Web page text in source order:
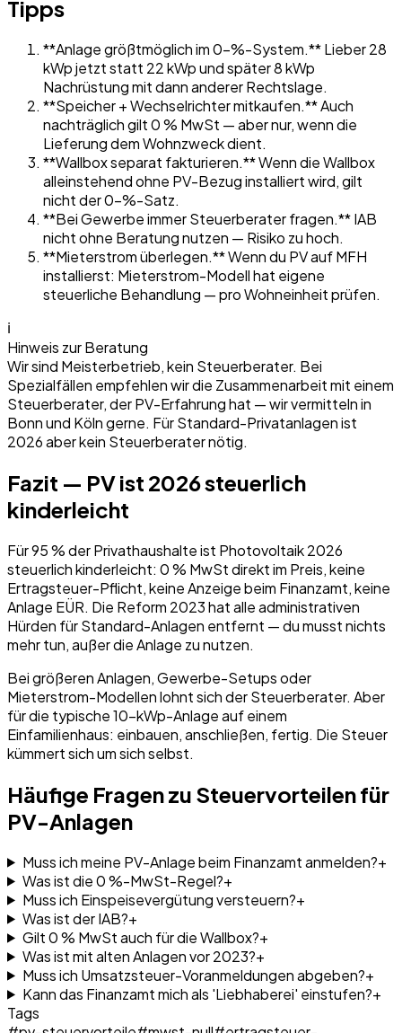
Tipps
**Anlage größtmöglich im 0-%-System.** Lieber 28
kWp jetzt statt 22 kWp und später 8 kWp
Nachrüstung mit dann anderer Rechtslage.
**Speicher + Wechselrichter mitkaufen.** Auch
nachträglich gilt 0 % MwSt — aber nur, wenn die
Lieferung dem Wohnzweck dient.
**Wallbox separat fakturieren.** Wenn die Wallbox
alleinstehend ohne PV-Bezug installiert wird, gilt
nicht der 0-%-Satz.
**Bei Gewerbe immer Steuerberater fragen.** IAB
nicht ohne Beratung nutzen — Risiko zu hoch.
**Mieterstrom überlegen.** Wenn du PV auf MFH
installierst: Mieterstrom-Modell hat eigene
steuerliche Behandlung — pro Wohneinheit prüfen.
ℹ
Hinweis zur Beratung
Wir sind Meisterbetrieb, kein Steuerberater. Bei
Spezialfällen empfehlen wir die Zusammenarbeit mit einem
Steuerberater, der PV-Erfahrung hat — wir vermitteln in
Bonn und Köln gerne. Für Standard-Privatanlagen ist
2026 aber kein Steuerberater nötig.
Fazit — PV ist 2026 steuerlich
kinderleicht
Für 95 % der Privathaushalte ist Photovoltaik 2026
steuerlich kinderleicht: 0 % MwSt direkt im Preis, keine
Ertragsteuer-Pflicht, keine Anzeige beim Finanzamt, keine
Anlage EÜR. Die Reform 2023 hat alle administrativen
Hürden für Standard-Anlagen entfernt — du musst nichts
mehr tun, außer die Anlage zu nutzen.
Bei größeren Anlagen, Gewerbe-Setups oder
Mieterstrom-Modellen lohnt sich der Steuerberater. Aber
für die typische 10-kWp-Anlage auf einem
Einfamilienhaus: einbauen, anschließen, fertig. Die Steuer
kümmert sich um sich selbst.
Häufige Fragen zu Steuervorteilen für
PV-Anlagen
Muss ich meine PV-Anlage beim Finanzamt anmelden?+
Was ist die 0 %-MwSt-Regel?+
Muss ich Einspeisevergütung versteuern?+
Was ist der IAB?+
Gilt 0 % MwSt auch für die Wallbox?+
Was ist mit alten Anlagen vor 2023?+
Muss ich Umsatzsteuer-Voranmeldungen abgeben?+
Kann das Finanzamt mich als 'Liebhaberei' einstufen?+
Tags